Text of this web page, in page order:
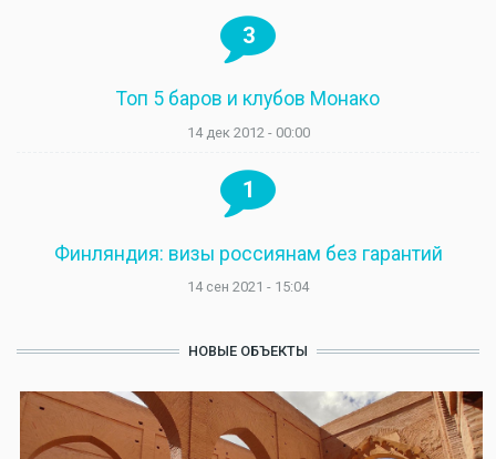
3
Топ 5 баров и клубов Монако
14 дек 2012 - 00:00
1
Финляндия: визы россиянам без гарантий
14 сен 2021 - 15:04
НОВЫЕ ОБЪЕКТЫ